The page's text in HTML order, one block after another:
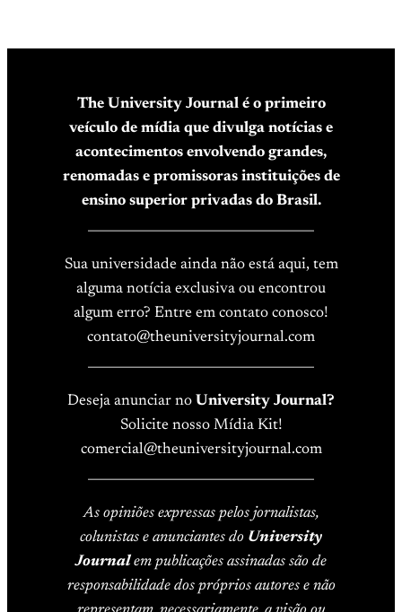
The University Journal é o primeiro
veículo de mídia que divulga notícias e
acontecimentos envolvendo grandes,
renomadas e promissoras instituições de
ensino superior privadas do Brasil.
Sua universidade ainda não está aqui, tem
alguma notícia exclusiva ou encontrou
algum erro? Entre em contato conosco!
contato@theuniversityjournal.com
Deseja anunciar no University Journal?
Solicite nosso Mídia Kit!
comercial@theuniversityjournal.com
As opiniões expressas pelos jornalistas,
colunistas e anunciantes do University
Journalem publicações assinadas são de
responsabilidade dos próprios autores e não